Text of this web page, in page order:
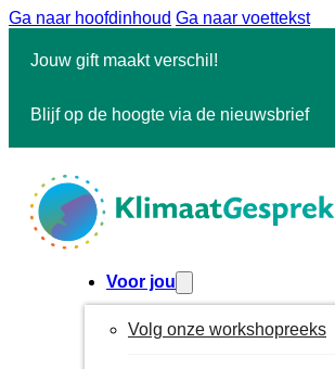
Ga naar hoofdinhoud Ga naar voettekst
Jouw gift maakt verschil!
Blijf op de hoogte via de nieuwsbrief
Voor jou
Volg onze workshopreeks